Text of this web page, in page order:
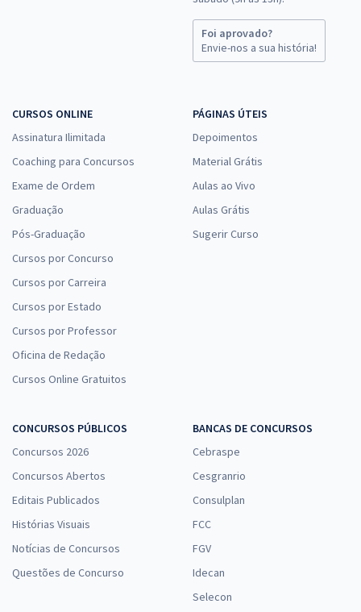
Foi aprovado?
Envie-nos a sua história!
CURSOS ONLINE
Assinatura Ilimitada
Coaching para Concursos
Exame de Ordem
Graduação
Pós-Graduação
Cursos por Concurso
Cursos por Carreira
Cursos por Estado
Cursos por Professor
Oficina de Redação
Cursos Online Gratuitos
PÁGINAS ÚTEIS
Depoimentos
Material Grátis
Aulas ao Vivo
Aulas Grátis
Sugerir Curso
CONCURSOS PÚBLICOS
Concursos 2026
Concursos Abertos
Editais Publicados
Histórias Visuais
Notícias de Concursos
Questões de Concurso
BANCAS DE CONCURSOS
Cebraspe
Cesgranrio
Consulplan
FCC
FGV
Idecan
Selecon